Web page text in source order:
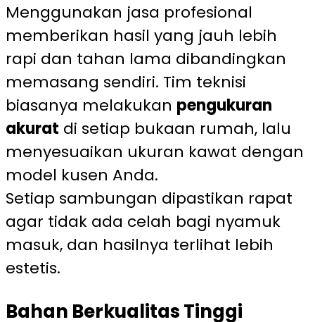
Menggunakan jasa profesional
memberikan hasil yang jauh lebih
rapi dan tahan lama dibandingkan
memasang sendiri. Tim teknisi
biasanya melakukan pengukuran
akurat di setiap bukaan rumah, lalu
menyesuaikan ukuran kawat dengan
model kusen Anda.
Setiap sambungan dipastikan rapat
agar tidak ada celah bagi nyamuk
masuk, dan hasilnya terlihat lebih
estetis.
Bahan Berkualitas Tinggi